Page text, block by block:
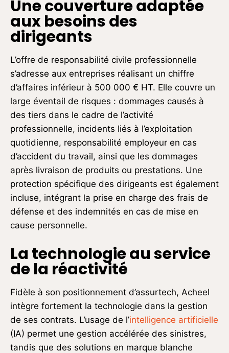
Une couverture adaptée
aux besoins des
dirigeants
L’offre de responsabilité civile professionnelle
s’adresse aux entreprises réalisant un chiffre
d’affaires inférieur à 500 000 € HT. Elle couvre un
large éventail de risques : dommages causés à
des tiers dans le cadre de l’activité
professionnelle, incidents liés à l’exploitation
quotidienne, responsabilité employeur en cas
d’accident du travail, ainsi que les dommages
après livraison de produits ou prestations. Une
protection spécifique des dirigeants est également
incluse, intégrant la prise en charge des frais de
défense et des indemnités en cas de mise en
cause personnelle.
La technologie au service
de la réactivité
Fidèle à son positionnement d’assurtech, Acheel
intègre fortement la technologie dans la gestion
de ses contrats. L’usage de l’intelligence artificielle
(IA) permet une gestion accélérée des sinistres,
tandis que des solutions en marque blanche